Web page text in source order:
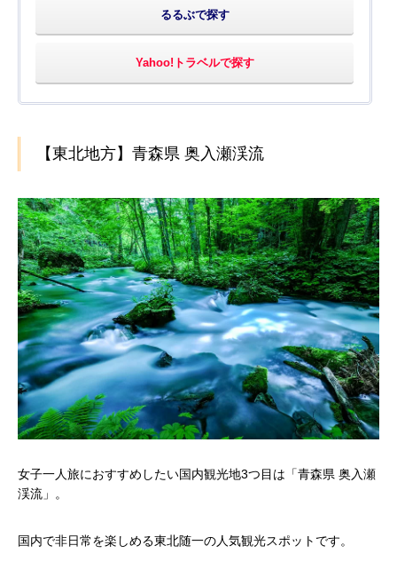
るるぶで探す
Yahoo!トラベルで探す
【東北地方】青森県 奥入瀬渓流
女子一人旅におすすめしたい国内観光地3つ目は「青森県 奥入瀬
渓流」。
国内で非日常を楽しめる東北随一の人気観光スポットです。